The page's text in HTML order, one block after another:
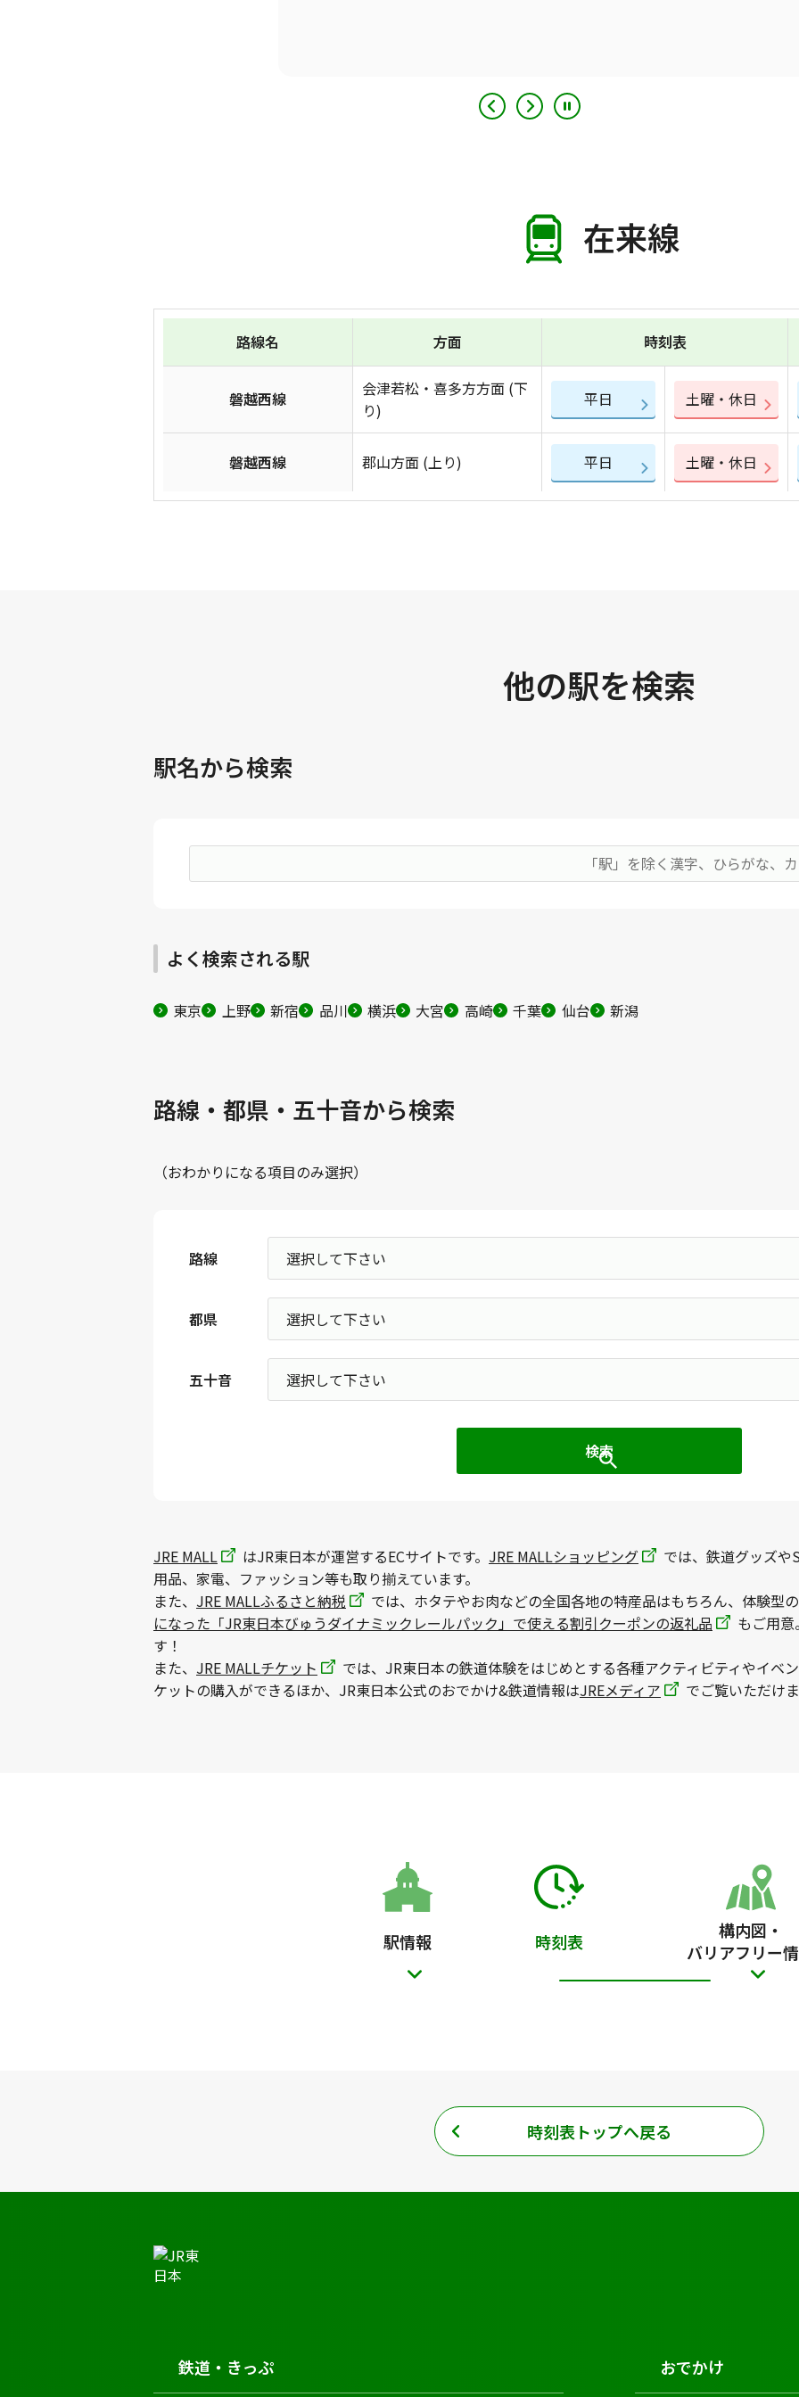
在来線
路線名 方面 時刻表
磐越西線
会津若松・喜多方方面 (下
り)
平日 土曜・休日
磐越西線 郡山方面 (上り) 平日 土曜・休日
他の駅を検索
駅名から検索
よく検索される駅
東京 上野 新宿 品川 横浜 大宮 高崎 千葉 仙台 新潟
路線・都県・五十音から検索
（おわかりになる項目のみ選択）
路線
都県
五十音
JRE MALL はJR東日本が運営するECサイトです。 JRE MALLショッピング
では、鉄道グッズ
用品、家電、ファッション等も取り揃えています。
また、 JRE MALLふるさと納税
では、ホタテやお肉などの全国各地の特産品はもちろん、体験型
になった「JR東日本びゅうダイナミックレールパック」で使える割引クーポンの返礼品
もご用
す！
また、 JRE MALLチケット
では、JR東日本の鉄道体験をはじめとする各種アクティビティやイベ
ケットの購入ができるほか、JR東日本公式のおでかけ&鉄道情報はJREメディア でご覧いただけ
駅情報 時刻表
構内図・
バリアフリー
時刻表トップへ戻る
鉄道・きっぷ おでかけ